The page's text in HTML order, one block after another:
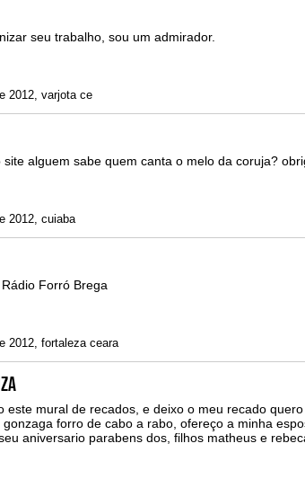
seu trabalho, sou um admirador.
2012, varjota ce
site alguem sabe quem canta o melo da coruja?
2012, cuiaba
Forró Brega
2012, fortaleza ceara
este mural de recados, e deixo o meu recado
gonzaga forro de cabo a rabo, ofereço a minha
aniversario parabens dos, filhos matheus e